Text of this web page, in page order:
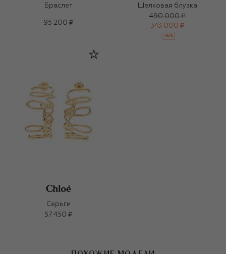
Браслет
95 200 ₽
Шелковая блузка
490 000 ₽
343 000 ₽
-30%
Серьги
57 450 ₽